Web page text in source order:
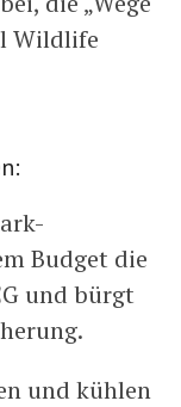
Wildlife
Budget die
und bürgt
und kühlen